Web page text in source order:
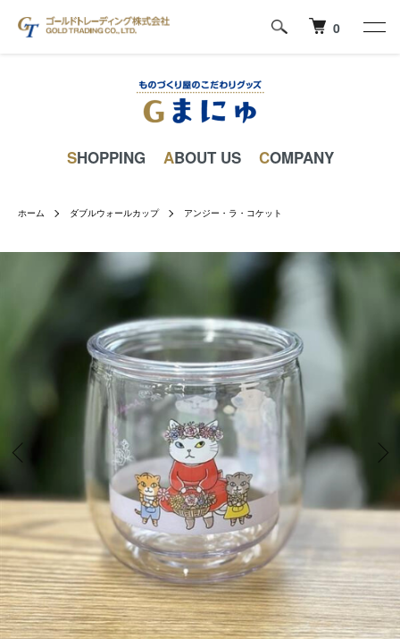
0
SHOPPING ABOUT US COMPANY
ホーム ダブルウォールカップ アンジー・ラ・コケット